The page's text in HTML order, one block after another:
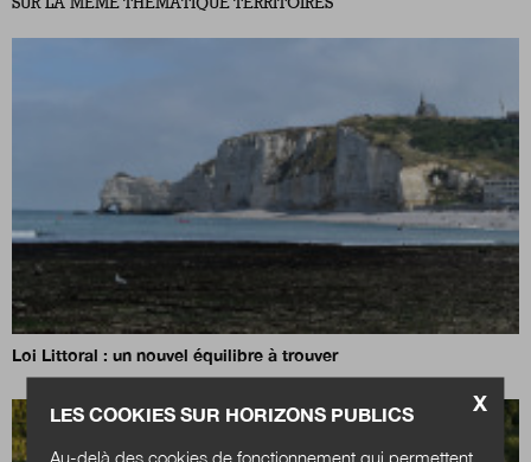
Loi Littoral : un nouvel équilibre à trouver
X
LES COOKIES SUR HORIZONS PUBLICS
Au-delà des cookies de fonctionnement qui permettent